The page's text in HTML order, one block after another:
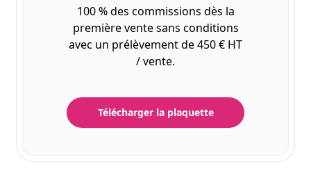
100 % des commissions dès la
première vente sans conditions
avec un prélèvement de 450 € HT
/ vente.
Télécharger la plaquette